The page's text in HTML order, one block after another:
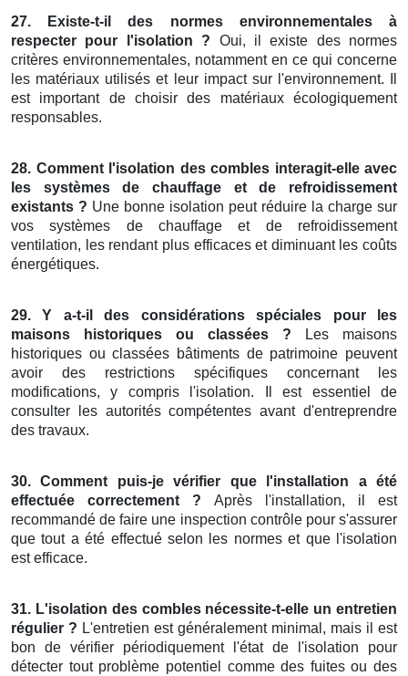
27. Existe-t-il des normes environnementales à
respecter pour l'isolation ? Oui, il existe des normes
critères environnementales, notamment en ce qui concerne
les matériaux utilisés et leur impact sur l'environnement. Il
est important de choisir des matériaux écologiquement
responsables.
28. Comment l'isolation des combles interagit-elle avec
les systèmes de chauffage et de refroidissement
existants ? Une bonne isolation peut réduire la charge sur
vos systèmes de chauffage et de refroidissement
ventilation, les rendant plus efficaces et diminuant les coûts
énergétiques.
29. Y a-t-il des considérations spéciales pour les
maisons historiques ou classées ? Les maisons
historiques ou classées bâtiments de patrimoine peuvent
avoir des restrictions spécifiques concernant les
modifications, y compris l'isolation. Il est essentiel de
consulter les autorités compétentes avant d'entreprendre
des travaux.
30. Comment puis-je vérifier que l'installation a été
effectuée correctement ? Après l'installation, il est
recommandé de faire une inspection contrôle pour s'assurer
que tout a été effectué selon les normes et que l'isolation
est efficace.
31. L'isolation des combles nécessite-t-elle un entretien
régulier ? L'entretien est généralement minimal, mais il est
bon de vérifier périodiquement l'état de l'isolation pour
détecter tout problème potentiel comme des fuites ou des